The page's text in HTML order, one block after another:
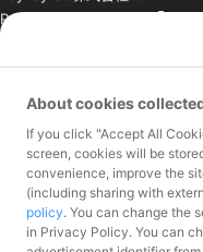
PayPay India Pvt. Ltd.
会社
お問い合わせ
加盟店様専用お問い合わ
報道関係者様専用お問い
合わせ
株主・投資家様専用お問
About cookies
If you click "Accept All
screen, cookies will be
convenience, improve the
(including sharing with
policy. You can change the
in Privacy Policy. You can